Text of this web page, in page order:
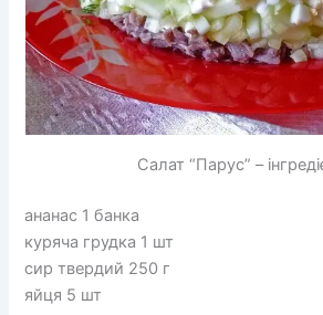
Салат “Парус” –
ананас 1 банка
куряча грудка 1 шт
сир твердий 250 г
яйця 5 шт